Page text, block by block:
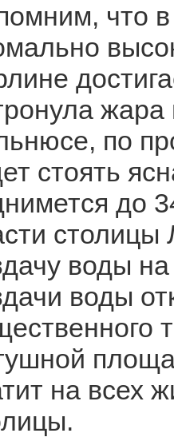
что
жара
по
стоять
до
столицы
воды
воды
на всех